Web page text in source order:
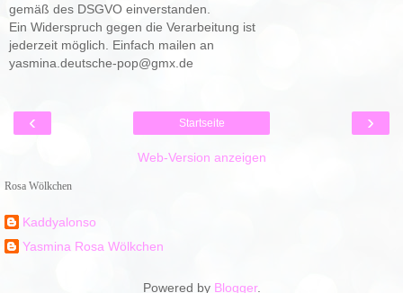
gemäß des DSGVO einverstanden.
Ein Widerspruch gegen die Verarbeitung ist
jederzeit möglich. Einfach mailen an
yasmina.deutsche-pop@gmx.de
‹ ›
Startseite
Web-Version anzeigen
Rosa Wölkchen
Kaddyalonso
Yasmina Rosa Wölkchen
Powered by Blogger.